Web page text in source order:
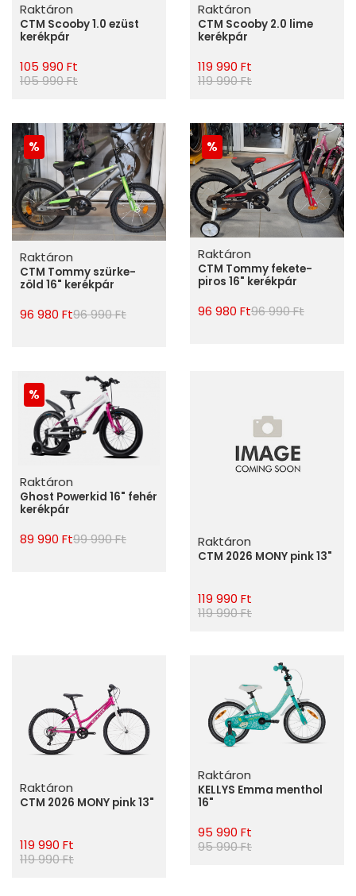
Raktáron
CTM Scooby 1.0 ezüst
kerékpár
105 990 Ft
105 990 Ft
Raktáron
CTM Scooby 2.0 lime
kerékpár
119 990 Ft
119 990 Ft
Raktáron
CTM Tommy szürke-
zöld 16" kerékpár
96 980 Ft96 990 Ft
Raktáron
CTM Tommy fekete-
piros 16" kerékpár
96 980 Ft96 990 Ft
Raktáron
Ghost Powerkid 16" fehér
kerékpár
89 990 Ft99 990 Ft Raktáron
CTM 2026 MONY pink 13"
119 990 Ft
119 990 Ft
Raktáron
CTM 2026 MONY pink 13"
119 990 Ft
119 990 Ft
Raktáron
KELLYS Emma menthol
16"
95 990 Ft
95 990 Ft